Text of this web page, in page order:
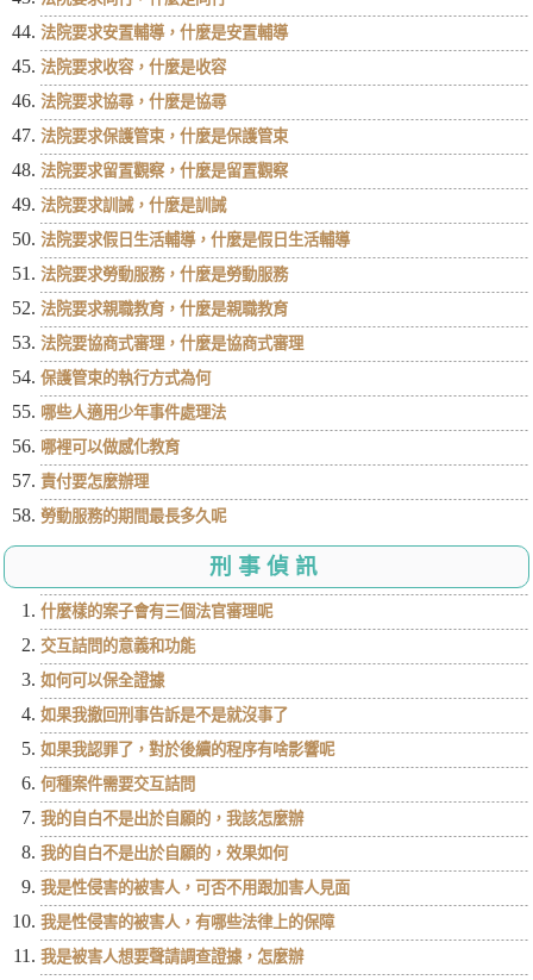
法院要求安置輔導，什麼是安置輔導
法院要求收容，什麼是收容
法院要求協尋，什麼是協尋
法院要求保護管束，什麼是保護管束
法院要求留置觀察，什麼是留置觀察
法院要求訓誡，什麼是訓誡
法院要求假日生活輔導，什麼是假日生活輔導
法院要求勞動服務，什麼是勞動服務
法院要求親職教育，什麼是親職教育
法院要協商式審理，什麼是協商式審理
保護管束的執行方式為何
哪些人適用少年事件處理法
哪裡可以做感化教育
責付要怎麼辦理
勞動服務的期間最長多久呢
刑事偵訊
什麼樣的案子會有三個法官審理呢
交互詰問的意義和功能
如何可以保全證據
如果我撤回刑事告訴是不是就沒事了
如果我認罪了，對於後續的程序有啥影響呢
何種案件需要交互詰問
我的自白不是出於自願的，我該怎麼辦
我的自白不是出於自願的，效果如何
我是性侵害的被害人，可否不用跟加害人見面
我是性侵害的被害人，有哪些法律上的保障
我是被害人想要聲請調查證據，怎麼辦